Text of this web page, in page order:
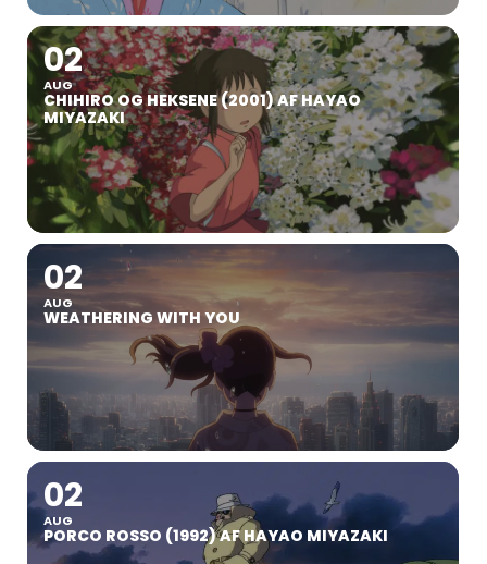
02
AUG
CHIHIRO OG HEKSENE (2001) AF HAYAO
MIYAZAKI
02
AUG
WEATHERING WITH YOU
02
AUG
PORCO ROSSO (1992) AF HAYAO MIYAZAKI